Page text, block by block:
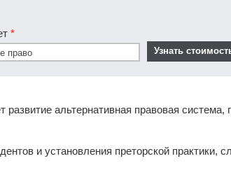
*
альтернативная правовая система,
и установления преторской практики,